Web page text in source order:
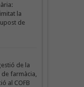
la
de
de la
farmàcia,
al COFB